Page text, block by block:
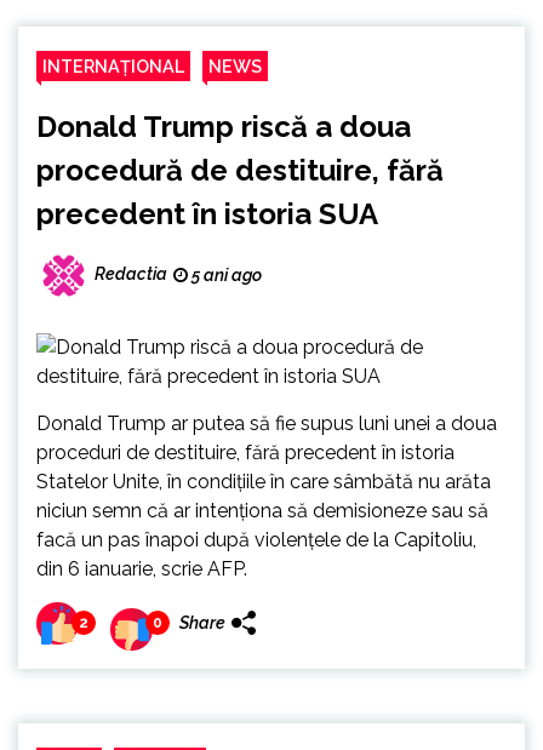
INTERNAȚIONAL NEWS
Donald Trump riscă a doua
procedură de destituire, fără
precedent în istoria SUA
Redactia 5 ani ago
Donald Trump ar putea să fie supus luni unei a doua
proceduri de destituire, fără precedent în istoria
Statelor Unite, în condițiile în care sâmbătă nu arăta
niciun semn că ar intenționa să demisioneze sau să
facă un pas înapoi după violențele de la Capitoliu,
din 6 ianuarie, scrie AFP.
2 0 Share